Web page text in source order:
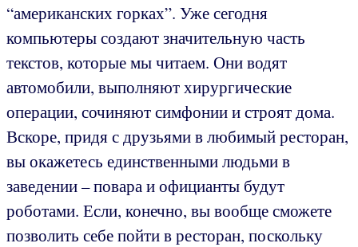
“американских горках”. Уже сегодня
компьютеры создают значительную часть
текстов, которые мы читаем. Они водят
автомобили, выполняют хирургические
операции, сочиняют симфонии и строят дома.
Вскоре, придя с друзьями в любимый ресторан,
вы окажетесь единственными людьми в
заведении – повара и официанты будут
роботами. Если, конечно, вы вообще сможете
позволить себе пойти в ресторан, поскольку